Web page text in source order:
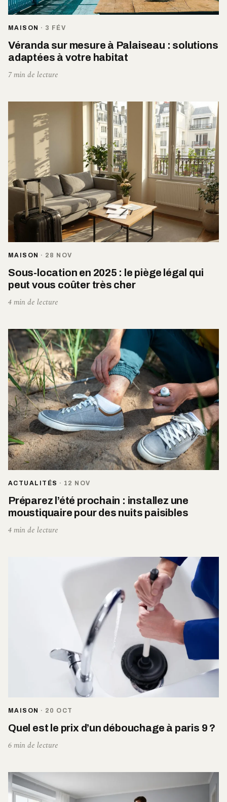
MAISON · 3 FÉV
Véranda sur mesure à Palaiseau : solutions
adaptées à votre habitat
7 min de lecture
MAISON · 28 NOV
Sous-location en 2025 : le piège légal qui
peut vous coûter très cher
4 min de lecture
ACTUALITÉS · 12 NOV
Préparez l’été prochain : installez une
moustiquaire pour des nuits paisibles
4 min de lecture
MAISON · 20 OCT
Quel est le prix d’un débouchage à paris 9 ?
6 min de lecture